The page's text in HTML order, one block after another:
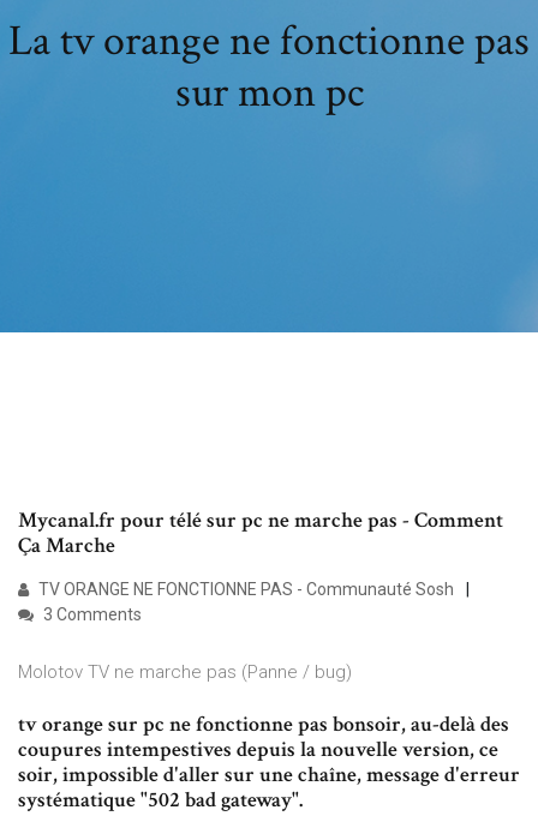
La tv orange ne fonctionne pas
sur mon pc
Mycanal.fr pour télé sur pc ne marche pas - Comment
Ça Marche
TV ORANGE NE FONCTIONNE PAS - Communauté Sosh
3 Comments
Molotov TV ne marche pas (Panne / bug)
tv orange sur pc ne fonctionne pas bonsoir, au-delà des
coupures intempestives depuis la nouvelle version, ce
soir, impossible d'aller sur une chaîne, message d'erreur
systématique "502 bad gateway".